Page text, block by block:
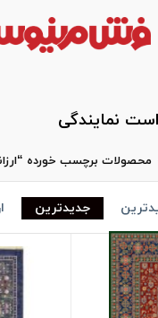
نمایندگی
محصولات برچسب خورده
جدیدترین